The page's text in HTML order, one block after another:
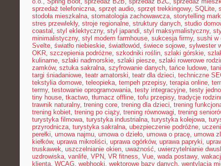
sprzedaż telefoniczna, sprzęt audio, sprzęt trekkingowy, SQLite,
stodoła mieszkalna, stomatologia zachowawcza, storytelling
stres przewlekły, stroje regionalne, struktury danych, studio
coastal , styl eklektyczny, styl japandi, styl maksymalistyczny,
minimalistyczny, styl modern farmhouse, sukcesja firmy, sushi w
Svelte, światło niebieskie, światłowód, świece sojowe, sylwester
OKR, szczepienia podróżne, szkodniki roślin, szlaki górskie,
kulinarne, szlaki nadmorskie, szlaki piesze, szlaki rowerowe
zamków, sztuka sakralna, szyfrowanie danych, tańce ludowe,
targi śniadaniowe, teatr amatorski, teatr dla dzieci, techniczne
tekstylia domowe, teleopieka, tempeh przepisy, terapia online,
termy, testowanie oprogramowania, testy integracyjne, testy
tiny house, tkactwo, tłumacz offline, tofu przepisy, tradycje
trawnik naturalny, trening core, trening dla dzieci, trening
trening kobiet, trening po ciąży, trening równowagi, trening
turystyka filmowa, turystyka industrialna, turystyka kolejowa,
przyrodnicza, turystyka sakralna, ubezpieczenie podróżne,
perełki, umowa najmu, umowa o dzieło, umowa o pracę, umowa
kiełków, uprawa mikroliści, uprawa ogórków, uprawa papryki,
truskawek, uszczelnianie okien, uważność, uwierzytelnianie
uzdrowiska, vanlife, VPN, VR fitness, Vue, wada postawy,
klienta, WCAG, webhooki, wektorowe bazy danych, wentylacja